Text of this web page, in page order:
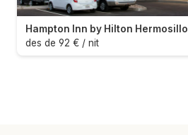
Hampton Inn by Hilton Hermosillo
des de 92 € / nit